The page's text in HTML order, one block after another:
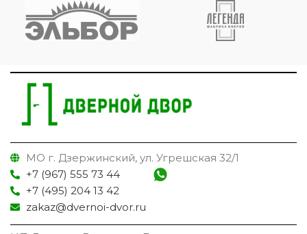
МО г. Дзержинский, ул. Угрешская 32/1
+7 (967) 555 73 44
+7 (495) 204 13 42
zakaz@dvernoi-dvor.ru